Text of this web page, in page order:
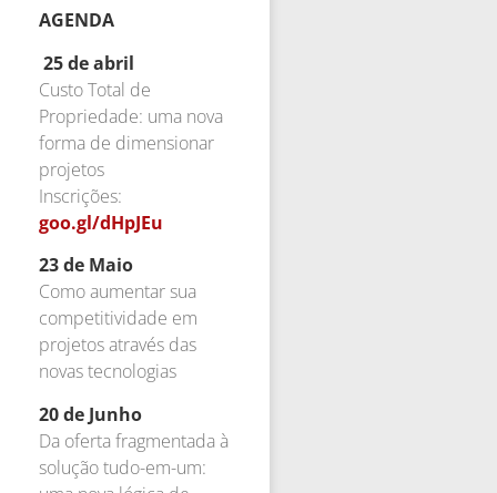
AGENDA
25 de abril
Custo Total de
Propriedade: uma nova
forma de dimensionar
projetos
Inscrições:
goo.gl/dHpJEu
23 de Maio
Como aumentar sua
competitividade em
projetos através das
novas tecnologias
20 de Junho
Da oferta fragmentada à
solução tudo-em-um: